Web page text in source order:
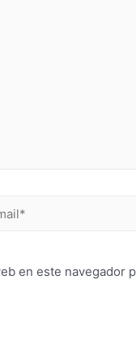
en este navegador